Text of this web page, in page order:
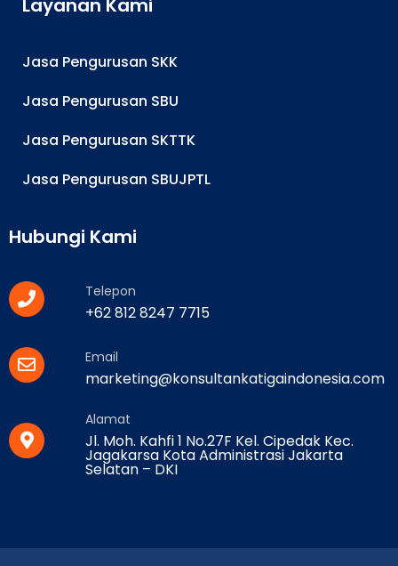
Layanan Kami
Jasa Pengurusan SKK
Jasa Pengurusan SBU
Jasa Pengurusan SKTTK
Jasa Pengurusan SBUJPTL
Hubungi Kami
Telepon
+62 812 8247 7715
Email
marketing@konsultankatigaindonesia.com
Alamat
Jl. Moh. Kahfi 1 No.27F Kel. Cipedak Kec.
Jagakarsa Kota Administrasi Jakarta
Selatan – DKI